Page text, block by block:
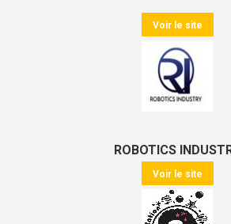
Voir le site
ROBOTICS
Voir le site